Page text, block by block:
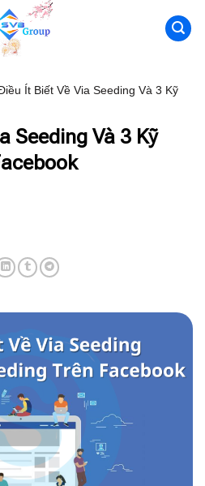
Ít Biết Về Via Seeding Và 3 Kỹ
Seeding Và 3 Kỹ